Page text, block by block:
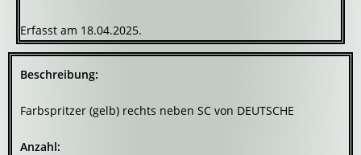
Erfasst am 18.04.2025.
Beschreibung:
Farbspritzer (gelb) rechts neben SC von DEUTSCHE
Anzahl: